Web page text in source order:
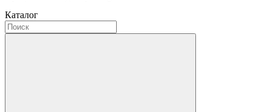
Каталог